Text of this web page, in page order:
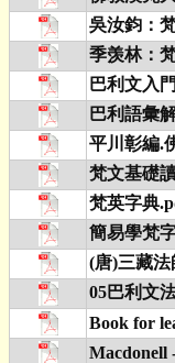
吳汝鈞：
季羡林：
巴利文入
巴利語彙
平川彰編.
梵文基礎
梵英字典
簡易學梵
(唐)三藏
05巴利文
Book for
Macdonell